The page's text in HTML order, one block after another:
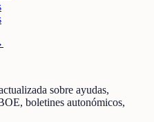
sobre ayudas,
boletines autonómicos,